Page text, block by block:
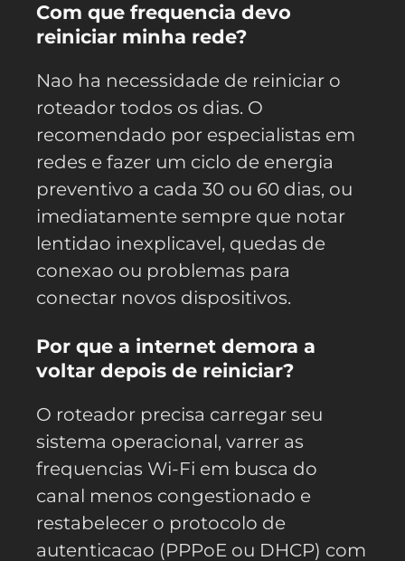
Com que frequencia devo
reiniciar minha rede?
Nao ha necessidade de reiniciar o
roteador todos os dias. O
recomendado por especialistas em
redes e fazer um ciclo de energia
preventivo a cada 30 ou 60 dias, ou
imediatamente sempre que notar
lentidao inexplicavel, quedas de
conexao ou problemas para
conectar novos dispositivos.
Por que a internet demora a
voltar depois de reiniciar?
O roteador precisa carregar seu
sistema operacional, varrer as
frequencias Wi-Fi em busca do
canal menos congestionado e
restabelecer o protocolo de
autenticacao (PPPoE ou DHCP) com